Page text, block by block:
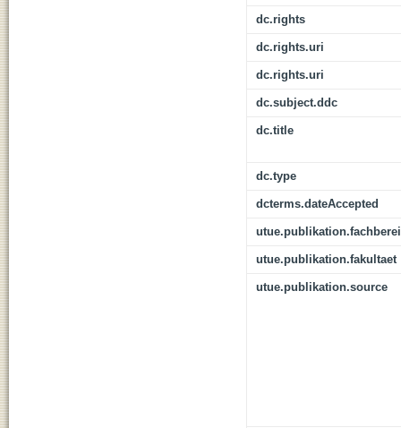
dc.rights
dc.rights.uri
dc.rights.uri
dc.subject.ddc
dc.title
dc.type
dcterms.dateAccepted
utue.publikation.fakultaet
utue.publikation.source